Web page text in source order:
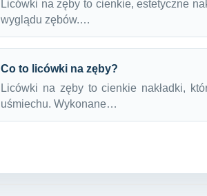
Licówki na zęby to cienkie, estetyczne
wyglądu zębów.…
Co to licówki na zęby?
Licówki na zęby to cienkie nakładki,
uśmiechu. Wykonane…